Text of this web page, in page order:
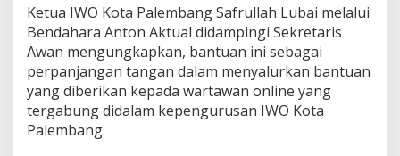
n
S
e
m
b
a
k
Ketua IWO Kota Palembang Safrullah Lubai melalui
Bendahara Anton Aktual didampingi Sekretaris
Awan mengungkapkan, bantuan ini sebagai
perpanjangan tangan dalam menyalurkan bantuan
yang diberikan kepada wartawan online yang
tergabung didalam kepengurusan IWO Kota
Palembang.